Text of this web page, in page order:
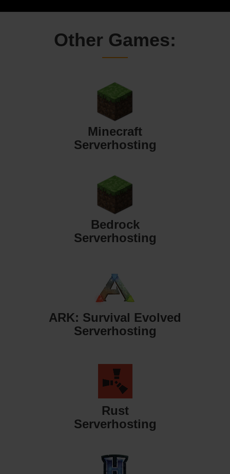
Other Games:
Minecraft
Serverhosting
Bedrock
Serverhosting
ARK: Survival Evolved
Serverhosting
Rust
Serverhosting